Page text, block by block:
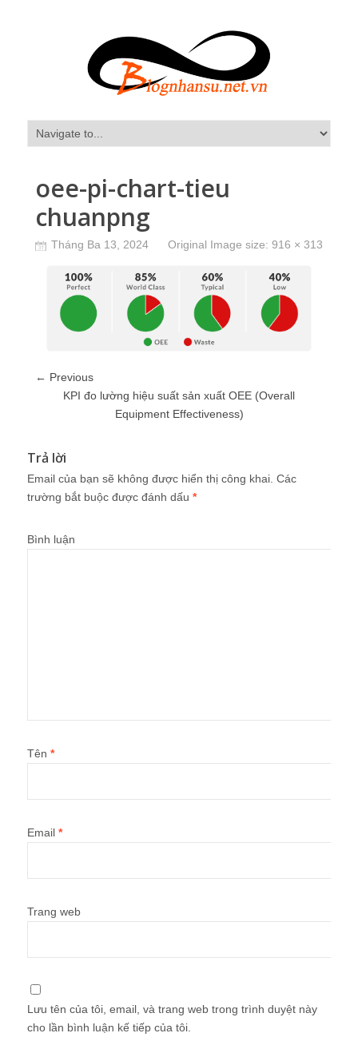
oee-pi-chart-tieu
chuanpng
Tháng Ba 13, 2024 Original Image size: 916 × 313
← Previous
KPI đo lường hiệu suất sản xuất OEE (Overall
Equipment Effectiveness)
Trả lời
Email của bạn sẽ không được hiển thị công khai. Các
trường bắt buộc được đánh dấu *
Bình luận
Tên *
Email *
Trang web
Lưu tên của tôi, email, và trang web trong trình duyệt này
cho lần bình luận kế tiếp của tôi.